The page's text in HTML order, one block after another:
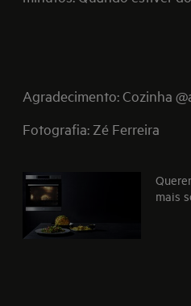
Agradecimento: Cozinha
Fotografia: Zé Ferreira
mais